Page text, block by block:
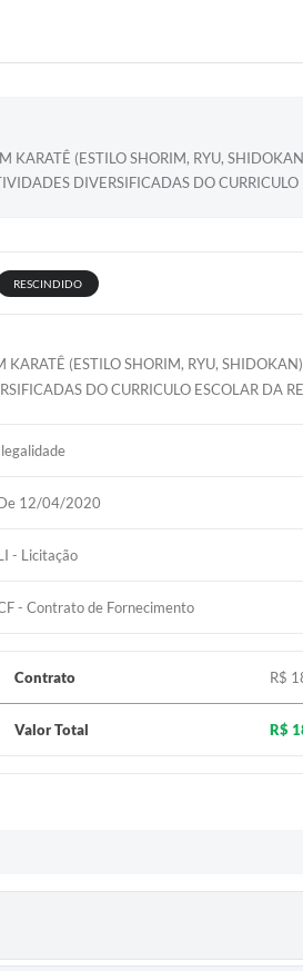
KARATÊ (ESTILO SHORIM, RYU,
DIVERSIFICADAS DO
RESCINDIDO
(ESTILO SHORIM, RYU,
DO CURRICULO ESCOLAR DA
12/04/2020
- Licitação
- Contrato de Fornecimento
Contrato
R$
Valor Total R$